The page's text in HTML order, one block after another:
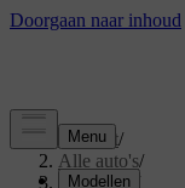
Support/
Alle auto's/
V60 2026